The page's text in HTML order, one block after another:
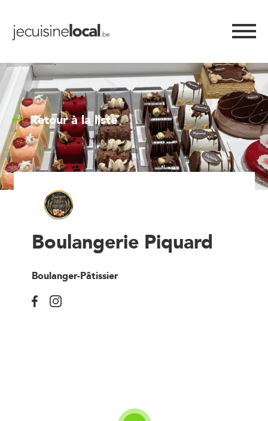
Retour à la liste
Boulangerie Piquard
Boulanger-Pâtissier